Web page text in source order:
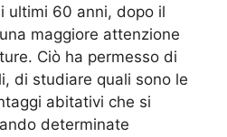
ultimi 60 anni, dopo il
maggiore attenzione
Ciò ha permesso di
di studiare quali sono le
abitativi che si
determinate